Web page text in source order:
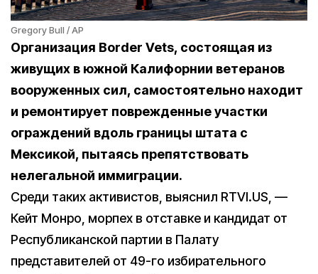
Gregory Bull / AP
Организация Border Vets, состоящая из
живущих в южной Калифорнии ветеранов
вооруженных сил, самостоятельно находит
и ремонтирует поврежденные участки
ограждений вдоль границы штата с
Мексикой, пытаясь препятствовать
нелегальной иммиграции.
Среди таких активистов, выяснил RTVI.US, —
Кейт Монро, морпех в отставке и кандидат от
Республиканской партии в Палату
представителей от 49-го избирательного